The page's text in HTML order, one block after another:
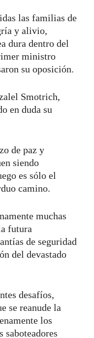
las familias de
y alivio,
dura dentro del
ministro
su oposición.
Smotrich,
en duda su
de paz y
siendo
es sólo el
camino.
muchas
futura
de seguridad
del devastado
desafíos,
se reanude la
los
saboteadores